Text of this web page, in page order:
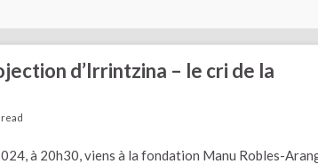
d’Irrintzina – le cri de la
read
à 20h30, viens à la fondation Manu Robles-